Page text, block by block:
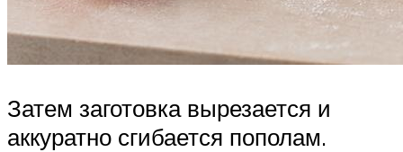
Затем заготовка вырезается и
аккуратно сгибается пополам.